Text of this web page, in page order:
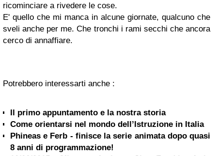
ricominciare a rivedere le cose.
E' quello che mi manca in alcune giornate, qualcuno che
sveli anche per me. Che tronchi i rami secchi che ancora
cerco di annaffiare.
Potrebbero interessarti anche :
Il primo appuntamento e la nostra storia
Come orientarsi nel mondo dell’Istruzione in Italia
Phineas e Ferb - finisce la serie animata dopo quasi
8 anni di programmazione!